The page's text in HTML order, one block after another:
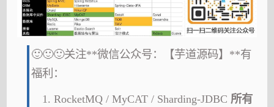
🙂🙂🙂关注**微信公众号：【芋道源码】**有
福利：
RocketMQ / MyCAT / Sharding-JDBC 所有